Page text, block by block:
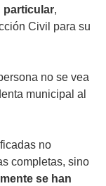
particular,
Civil para su
no se vea
municipal al
no
completas, sino
se han